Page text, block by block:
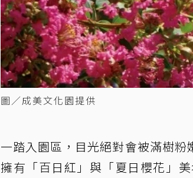
圖／成美文化園提供
一踏入園區，目光絕對會被滿樹粉
擁有「百日紅」與「夏日櫻花」